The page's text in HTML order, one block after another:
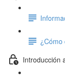
¿Cómo
Introducción